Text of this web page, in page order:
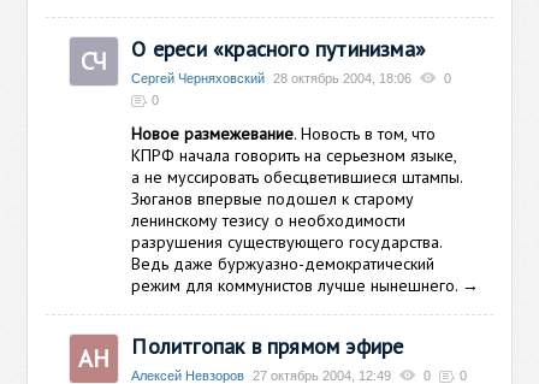
СЧ О ереси «красного путинизма»
Сергей Черняховский 28 октябрь 2004, 18:06
0
0
Новое размежевание. Новость в том, что
КПРФ начала говорить на серьезном языке,
а не муссировать обесцветившиеся штампы.
Зюганов впервые подошел к старому
ленинскому тезису о необходимости
разрушения существующего государства.
Ведь даже буржуазно-демократический
режим для коммунистов лучше нынешнего. →
АН Политгопак в прямом эфире
Алексей Невзоров 27 октябрь 2004, 12:49 0 0